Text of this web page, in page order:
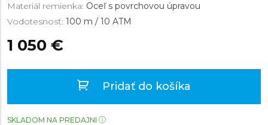
Materiál remienka: Oceľ s povrchovou úpravou
Vodotesnosť: 100 m / 10 ATM
1 050 €
Pridať do košíka
SKLADOM NA PREDAJNI